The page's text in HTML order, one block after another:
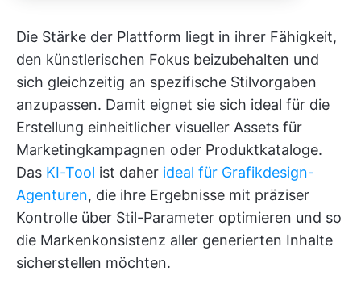
Die Stärke der Plattform liegt in ihrer Fähigkeit,
den künstlerischen Fokus beizubehalten und
sich gleichzeitig an spezifische Stilvorgaben
anzupassen. Damit eignet sie sich ideal für die
Erstellung einheitlicher visueller Assets für
Marketingkampagnen oder Produktkataloge.
Das KI-Tool ist daher ideal für Grafikdesign-
Agenturen, die ihre Ergebnisse mit präziser
Kontrolle über Stil-Parameter optimieren und so
die Markenkonsistenz aller generierten Inhalte
sicherstellen möchten.